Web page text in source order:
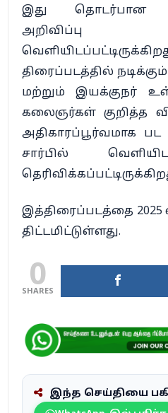
இது தொடர்பான
அறிவிப்பு
திரைப்படத்தில்
மற்றும் இயக்குநர்
கலைஞர்கள் குறித்த
அதிகாரப்பூர்வமாக பட
சார்பில்
இத்திரைப்படத்தை 2025
திட்டமிட்டுள்ளது.
0
SHARES
இந்த செய்தியை